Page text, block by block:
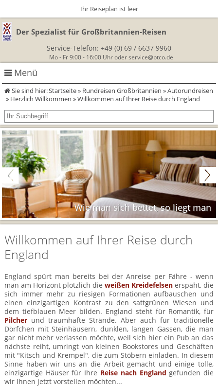
Der Spezialist für Großbritannien-Reisen
Service-Telefon: +49 (0) 69 / 6637 9960
Mo - Fr 9:00 - 16:00 Uhr oder service@btco.de
Menü
Rundreisen Großbritannien
Autorundreisen
Herzlich Willkommen
England
Schottland
Wales
Busrundreisen
Cornwall
Schottland
Wales
Minibustouren
Reisen durch England und Wales per Minibus
Reisen durch Schottland per Minibus
Wanderurlaub
Geführte Wandertouren
Wandern in Cornwall
Wandern in England
Wandern in Schottland
Individualtouren
Wandern in Cornwall (South West Coast Path)
Wandern in England
Wandern in Schottland
Wandern in Wales
Themenreisen
Classic-Car-Reise durch Südengland
Für Outlander‑Fans: inspiriert durch die Highland Saga
Gartenreisen England
Großbritannientouren für Alleinreisende
Reisen mit Hund
Rosamunde Pilcher Reisen durch Cornwall und Südengland
Unsere Familienreisen
Whiskyreisen Schottland
Allergikerreisen
BTCo
BTCo Überblick
News
Kontakt
Feedback
FAQs
Ihre Reise
Ablauf Ihrer Reise nach Großbritannien
Bezahlung Ihrer Großbritannien Reise
Checkliste
Großbritannien - Facts & Figures
Großbritannien Urlaub mit Hund
Gutscheine - verschenken Sie eine Reise mit BTCo
Extras
Versicherungsschutz
Sie sind hier:Startseite» Rundreisen Großbritannien »Autorundreisen
» Herzlich Willkommen » Willkommen auf Ihrer Reise durch England
Ihr Reiseplan ist leer
Wie man sich bettet, so liegt man
Willkommen auf Ihrer Reise durch
England
England spürt man bereits bei der Anreise per Fähre - wenn
man am Horizont plötzlich dieweißen Kreidefelsen erspäht, die
sich immer mehr zu riesigen Formationen aufbauschen und
einen einzigartigen Kontrast zu den sattgrünen Wiesen und
dem tiefblauen Meer bilden. England steht für Romantik, für
Pilcherund traumhafte Strände. Aber auch für traditionelle
Dörfchen mit Steinhäusern, dunklen, langen Gassen, die man
gar nicht mehr verlassen möchte, weil sich hier ein Pub an das
nächste reiht, umringt von kleinen Bookstores und Geschäften
mit "Kitsch und Krempel", die zum Stöbern einladen. In diesem
Sinne haben wir uns an die Arbeit gemacht und einige tolle,
einzigartige Häuser für Ihre Reise nach England gefunden die
wir Ihnen jetzt vorstellen möchten...